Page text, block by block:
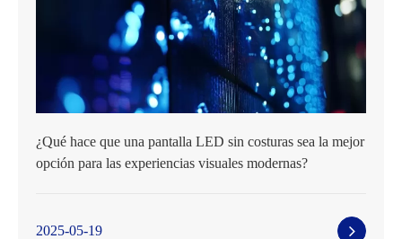
¿Qué hace que una pantalla LED sin costuras sea la mejor
opción para las experiencias visuales modernas?
2025-05-19